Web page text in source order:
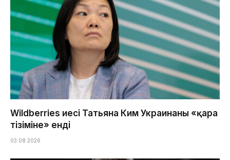
Wildberries иесі Татьяна Ким Украинаның «қара
тізіміне» енді
03.08.2026